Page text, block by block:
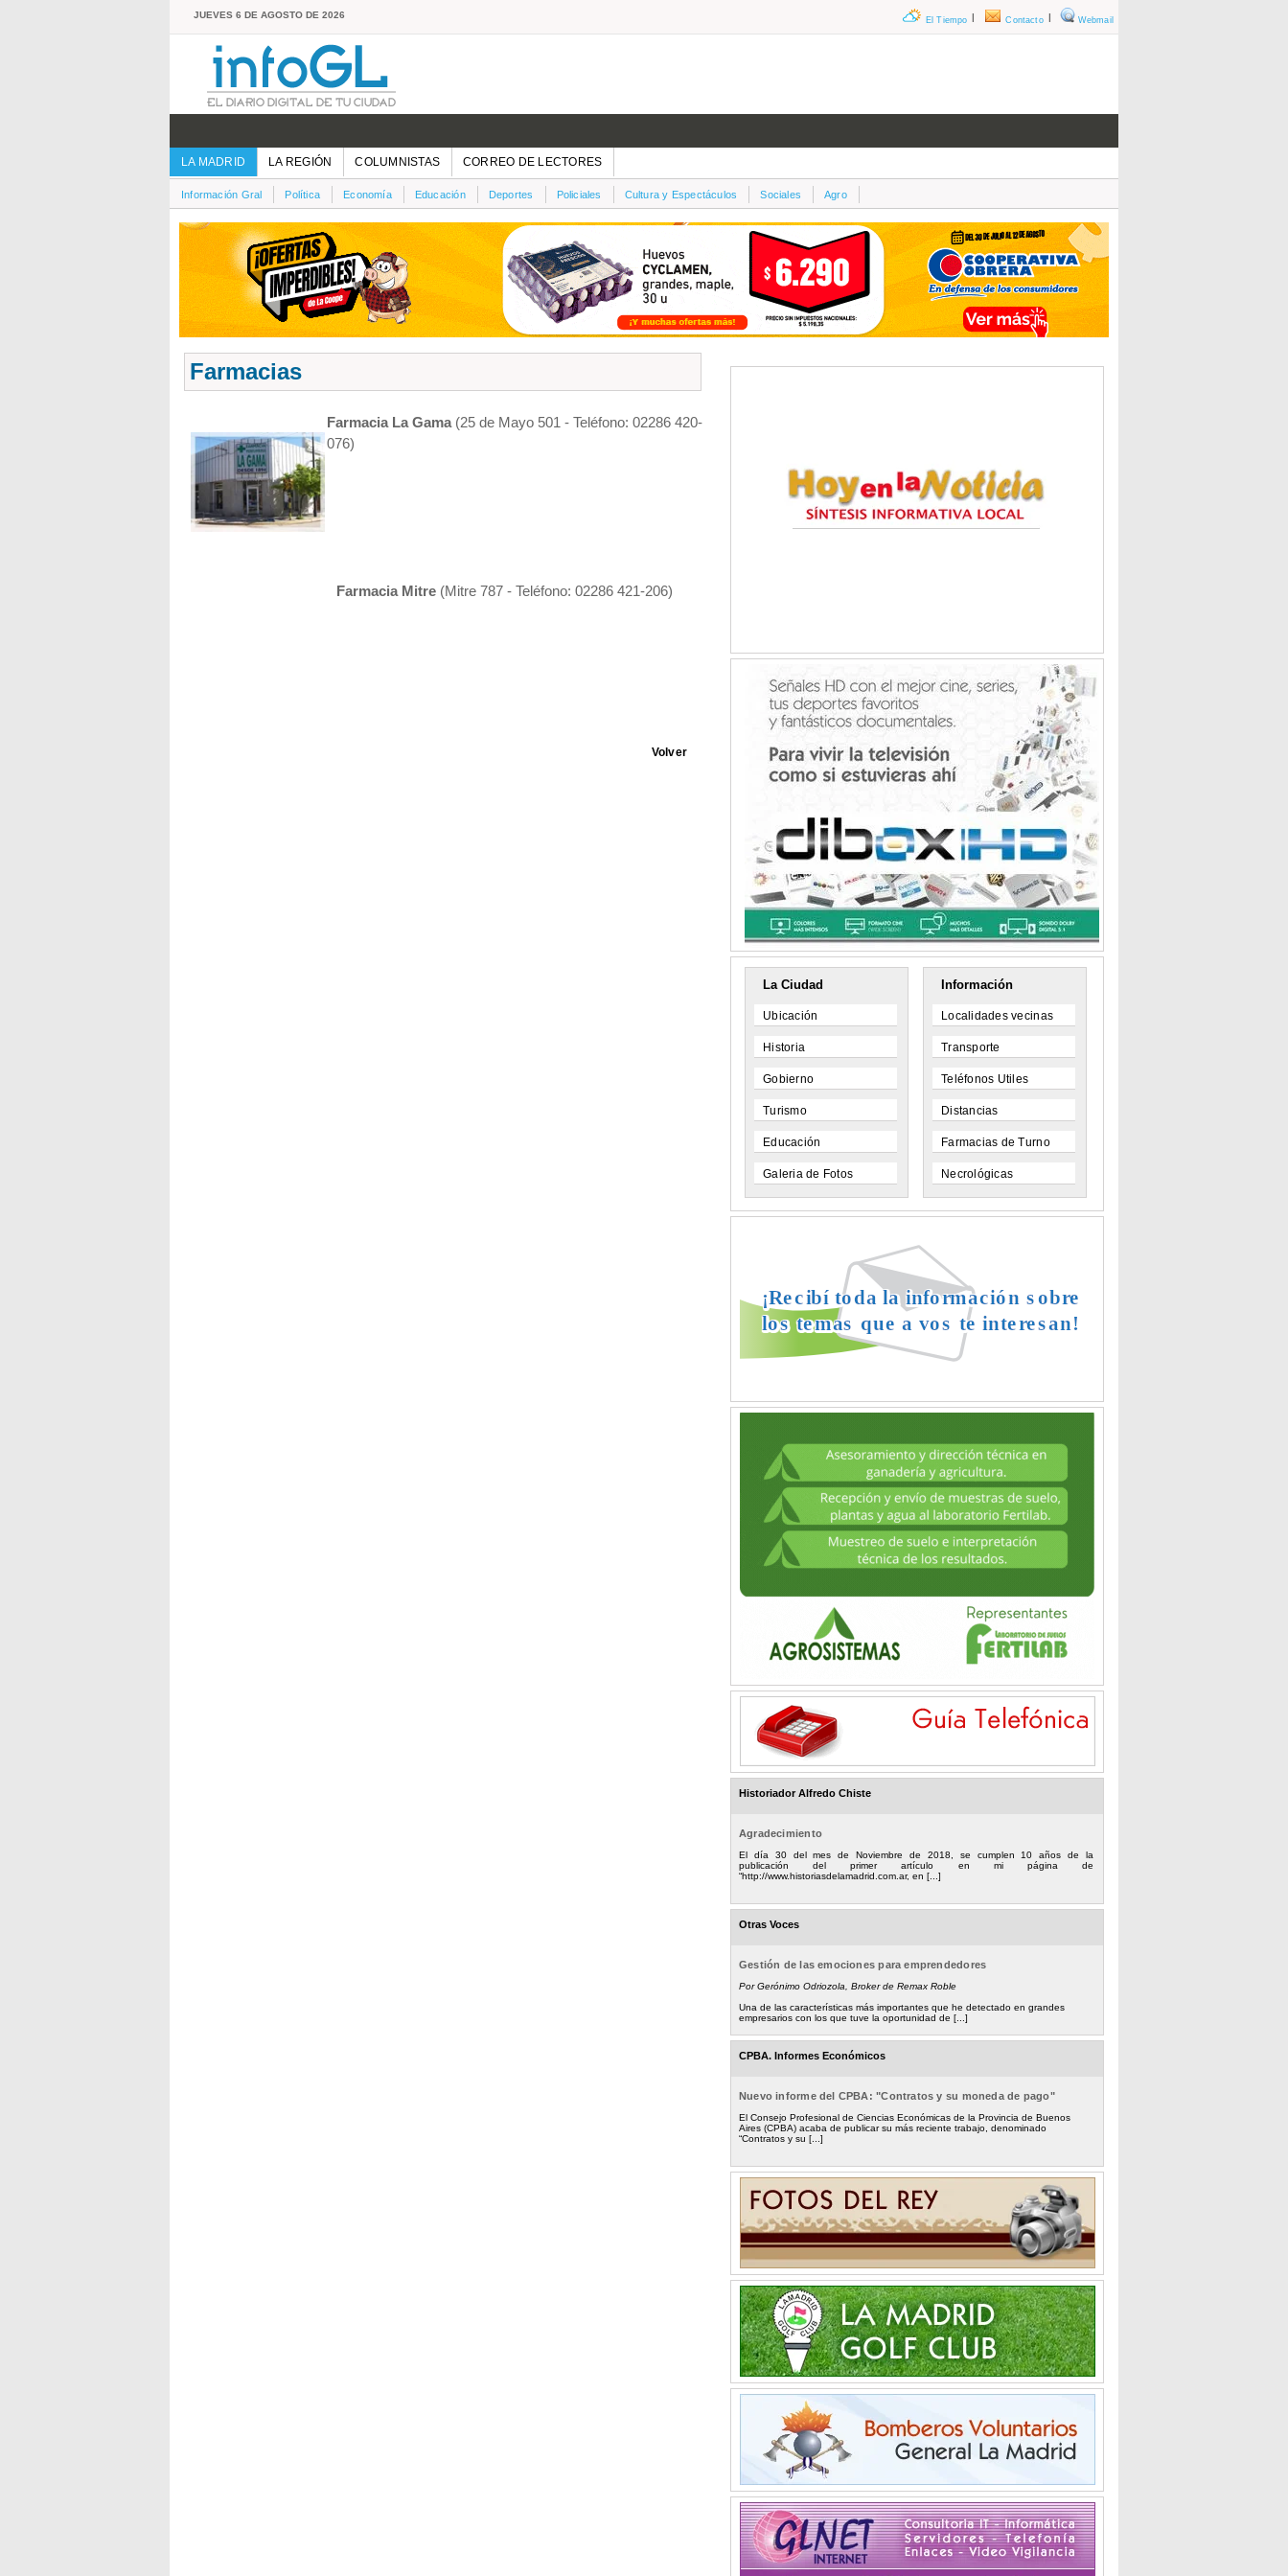
JUEVES 6 DE AGOSTO DE 2026 Webmail
|
Contacto
|
El Tiempo
LA MADRID LA REGIÓN COLUMNISTAS CORREO DE LECTORES
Información Gral Política Economía Educación Deportes Policiales Cultura y Espectáculos Sociales Agro
Farmacias
Farmacia La Gama (25 de Mayo 501 - Teléfono: 02286 420-
076)
Farmacia Mitre (Mitre 787 - Teléfono: 02286 421-206)
Volver
La Ciudad
Ubicación
Historia
Gobierno
Turismo
Educación
Galeria de Fotos
Información
Localidades vecinas
Transporte
Teléfonos Utiles
Distancias
Farmacias de Turno
Necrológicas
Historiador Alfredo Chiste
Agradecimiento
El día 30 del mes de Noviembre de 2018, se cumplen 10 años de la
publicación del primer artículo en mi página de
“http://www.historiasdelamadrid.com.ar, en [...]
Otras Voces
Gestión de las emociones para emprendedores
Por Gerónimo Odriozola, Broker de Remax Roble
Una de las características más importantes que he detectado en grandes
empresarios con los que tuve la oportunidad de [...]
CPBA. Informes Económicos
Nuevo informe del CPBA: "Contratos y su moneda de pago"
El Consejo Profesional de Ciencias Económicas de la Provincia de Buenos
Aires (CPBA) acaba de publicar su más reciente trabajo, denominado
“Contratos y su [...]